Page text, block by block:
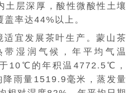
土层深厚，酸性微酸性土壤
率达44%以上。
适宜发展茶叶生产。蒙山茶
带湿润气候，年平均气温
10℃的年积温4772.5℃，
降雨量1519.9毫米，蒸发量